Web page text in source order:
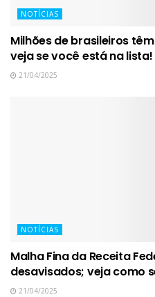
NOTÍCIAS
Milhões de brasileiros
veja se você está na lista!
21/04/2025
NOTÍCIAS
Malha Fina da Receita
desavisados; veja como
21/04/2025